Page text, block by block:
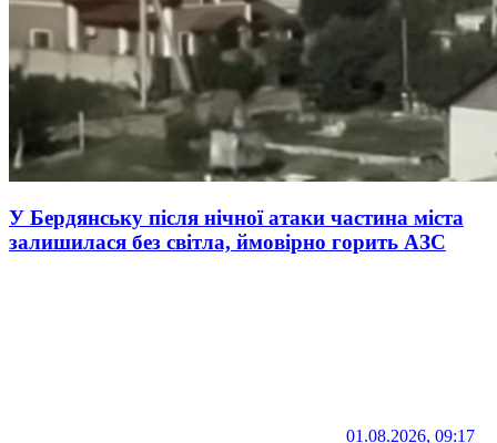
У Бердянську після нічної атаки частина міста
залишилася без світла, ймовірно горить АЗС
01.08.2026, 09:17